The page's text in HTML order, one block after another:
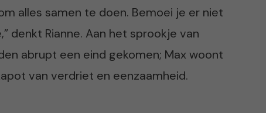
alles samen te doen. Bemoei je er niet
denkt Rianne. Aan het sprookje van
abrupt een eind gekomen; Max woont
van verdriet en eenzaamheid.